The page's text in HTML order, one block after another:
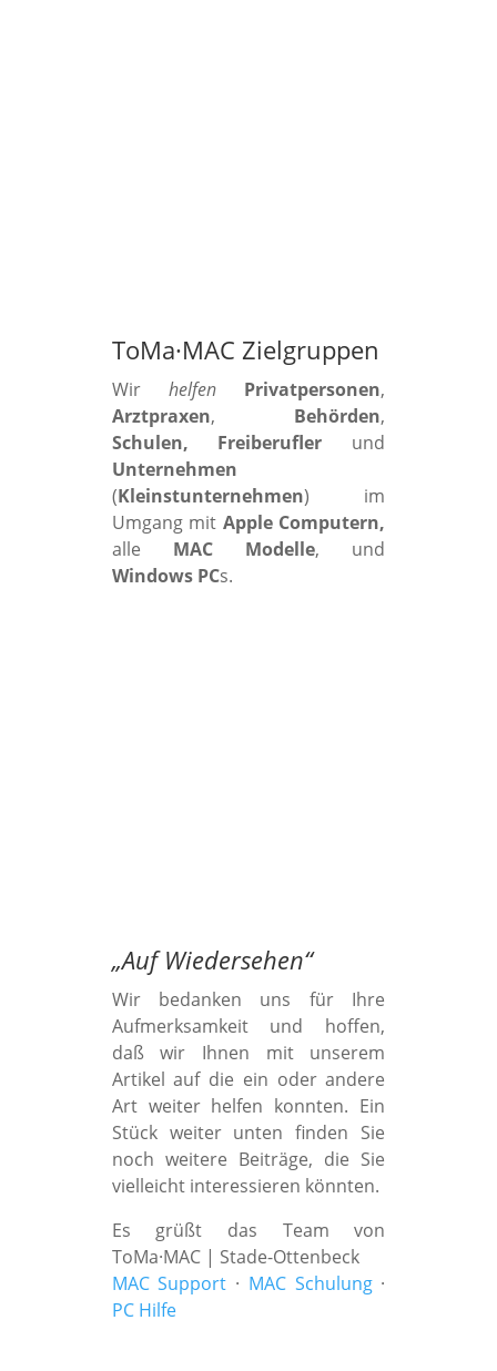
ToMa·MAC Zielgruppen
Wir helfen Privatpersonen,
Arztpraxen, Behörden,
Schulen, Freiberufler und
Unternehmen
(Kleinstunternehmen) im
Umgang mit Apple Computern,
alle MAC Modelle, und
Windows PCs.
„Auf Wiedersehen“
Wir bedanken uns für Ihre
Aufmerksamkeit und hoffen,
daß wir Ihnen mit unserem
Artikel auf die ein oder andere
Art weiter helfen konnten. Ein
Stück weiter unten finden Sie
noch weitere Beiträge, die Sie
vielleicht interessieren könnten.
Es grüßt das Team von
ToMa·MAC | Stade-Ottenbeck
MAC Support · MAC Schulung·
PC Hilfe